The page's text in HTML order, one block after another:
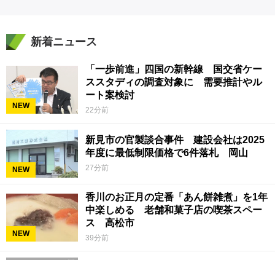
新着ニュース
NEW
「一歩前進」四国の新幹線 国交省ケー
ススタディの調査対象に 需要推計やル
ート案検討
22分前
NEW
新見市の官製談合事件 建設会社は2025
年度に最低制限価格で6件落札 岡山
27分前
NEW
香川のお正月の定番「あん餅雑煮」を1年
中楽しめる 老舗和菓子店の喫茶スペー
ス 高松市
39分前